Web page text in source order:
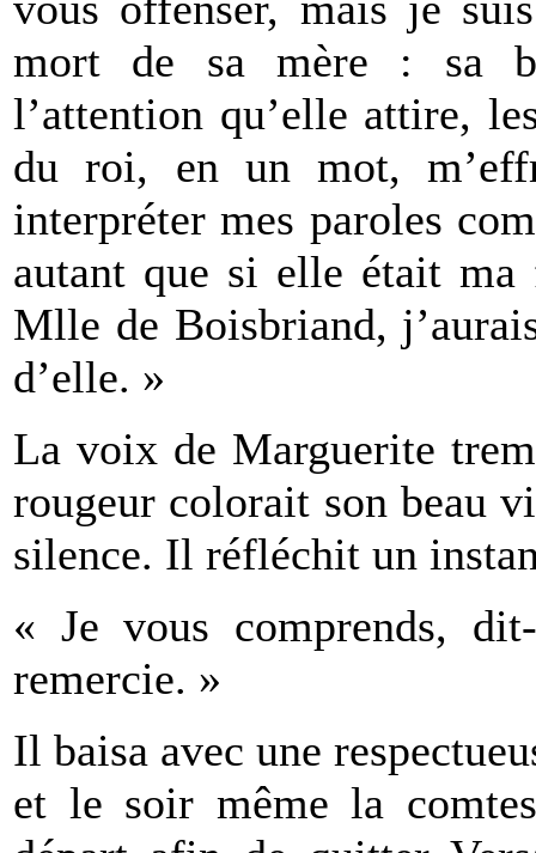
mort de sa mère : sa
l’attention qu’elle attire,
du roi, en un mot,
interpréter mes paroles
autant que si elle était
Mlle de Boisbriand,
d’elle. »
La voix de Marguerite
rougeur colorait son beau
silence. Il réfléchit un
« Je vous comprends,
remercie. »
Il baisa avec une
et le soir même la